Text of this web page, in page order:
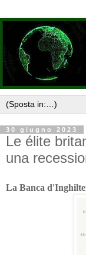
30 giugno 2023
Le élite
una
La Banca